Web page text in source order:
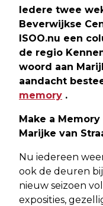
Iedere twee
Beverwijkse
ISOO.nu een
de regio
woord aan
aandacht
memory .
Make a
Marijke van
Nu iedereen
ook de deuren
nieuw seizoen
exposities,